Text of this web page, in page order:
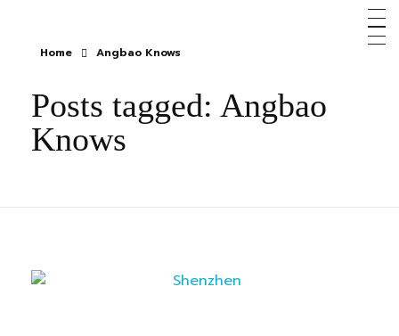
Home Angbao Knows
Posts tagged: Angbao
Knows